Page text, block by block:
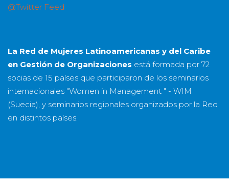
@Twitter Feed
La Red de Mujeres Latinoamericanas y del Caribe
en Gestión de Organizaciones está formada por 72
socias de 15 países que participaron de los seminarios
internacionales "Women in Management " - WIM
(Suecia), y seminarios regionales organizados por la Red
en distintos países.